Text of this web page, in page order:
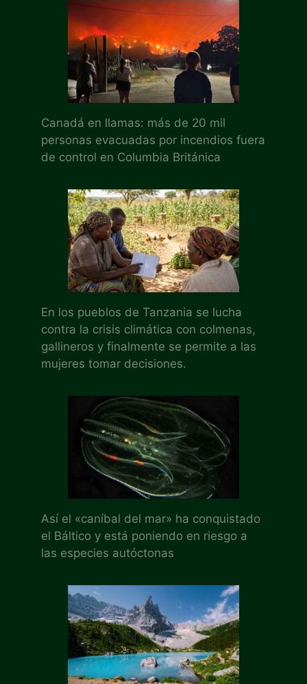
Canadá en llamas: más de 20 mil
personas evacuadas por incendios fuera
de control en Columbia Británica
En los pueblos de Tanzania se lucha
contra la crisis climática con colmenas,
gallineros y finalmente se permite a las
mujeres tomar decisiones.
Así el «caníbal del mar» ha conquistado
el Báltico y está poniendo en riesgo a
las especies autóctonas